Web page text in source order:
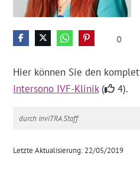
0
Hier können Sie den
Intersono IVF-Klinik( 4).
durch inviTRA Staff
Letzte Aktualisierung: 22/05/2019